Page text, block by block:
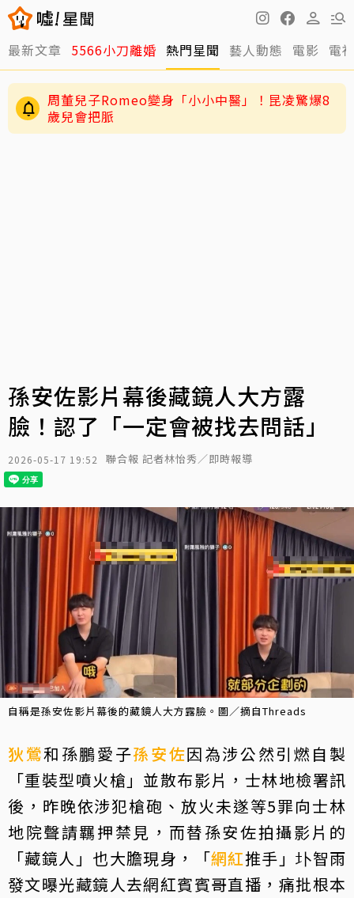
最新文章 5566小刀離婚 熱門星聞 藝人動態 電影 電
周董兒子Romeo變身「小小中醫」！昆凌驚爆8
歲兒會把脈
孫安佐影片幕後藏鏡人大方露
臉！認了「一定會被找去問話」
2026-05-17 19:52 聯合報 記者林怡秀／即時報導
自稱是孫安佐影片幕後的藏鏡人大方露臉。圖／摘自Threads
狄鶯和孫鵬愛子孫安佐因為涉公然引燃自製
「重裝型噴火槍」並散布影片，士林地檢署訊
後，昨晚依涉犯槍砲、放火未遂等5罪向士林
地院聲請羈押禁見，而替孫安佐拍攝影片的
「藏鏡人」也大膽現身，「網紅推手」圤智雨
發文曝光藏鏡人去網紅賓賓哥直播，痛批根本